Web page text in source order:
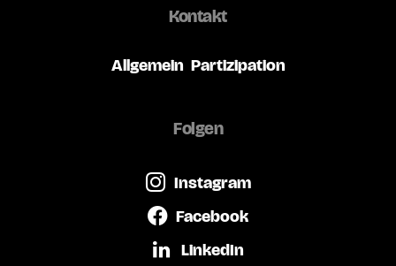
Kontakt
Allgemein Partizipation
Folgen
Instagram
Facebook
LinkedIn